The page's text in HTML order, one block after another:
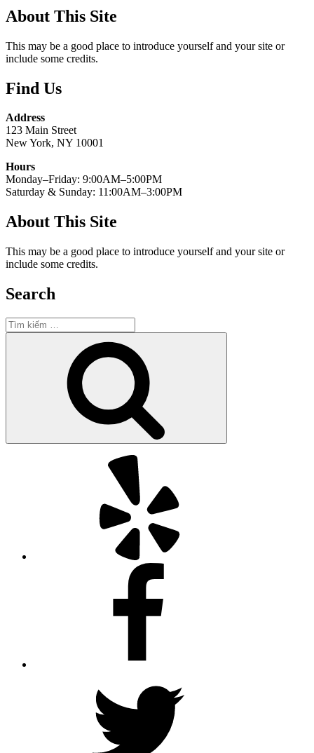
About This Site
This may be a good place to introduce yourself and your site or
include some credits.
Find Us
Address
123 Main Street
New York, NY 10001
Hours
Monday–Friday: 9:00AM–5:00PM
Saturday & Sunday: 11:00AM–3:00PM
About This Site
This may be a good place to introduce yourself and your site or
include some credits.
Search
Tìm
kiếm: